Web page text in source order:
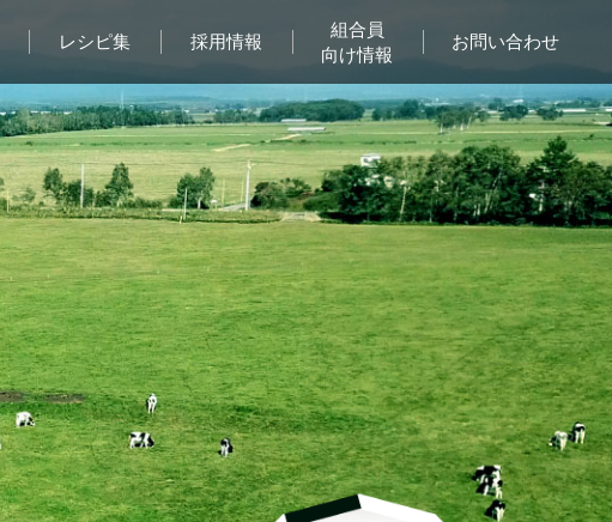
レシピ集 採用情報
組合員
向け情報
お問い合わせ